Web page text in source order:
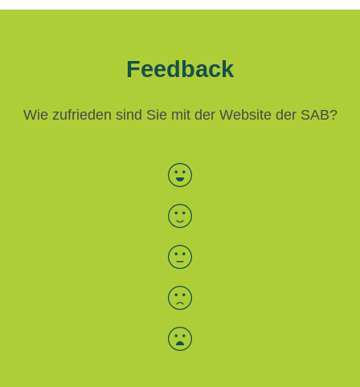
Feedback
Wie zufrieden sind Sie mit der Website der SAB?
Bewertung auswählen